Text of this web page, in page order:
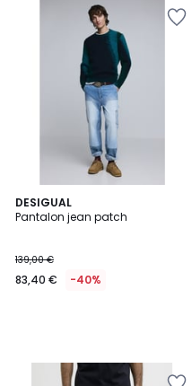
DESIGUAL
Pantalon jean patch
139,00 €
83,40 € -40%